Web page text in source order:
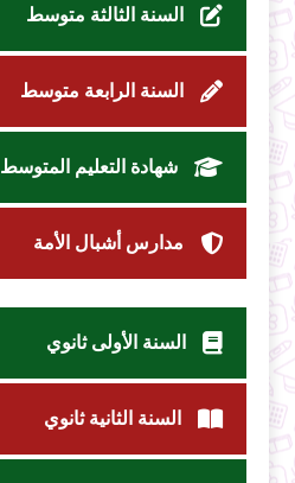
السنة الثالثة متوسط
السنة الرابعة متوسط
شهادة التعليم المتوسط
مدارس أشبال الأمة
السنة الأولى ثانوي
السنة الثانية ثانوي